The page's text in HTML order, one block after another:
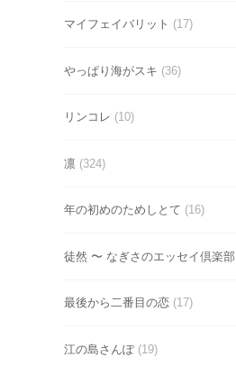
マイフェイバリット (17)
やっぱり海がスキ (36)
リンコレ (10)
凛 (324)
年の初めのためしとて (16)
徒然 〜 なぎさのエッセイ倶楽部
最後から二番目の恋 (17)
江の島さんぽ(19)